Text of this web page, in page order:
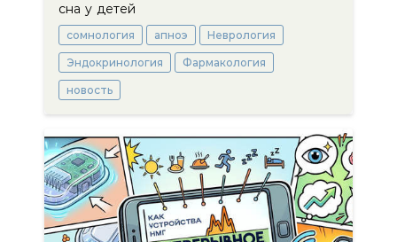
сна у детей
сомнология апноэ Неврология
Эндокринология Фармакология
новость